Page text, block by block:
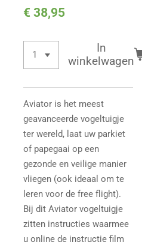
€ 38,95
In
winkelwagen
Aviator is het meest
geavanceerde vogeltuigje
ter wereld, laat uw parkiet
of papegaai op een
gezonde en veilige manier
vliegen (ook ideaal om te
leren voor de free flight).
Bij dit Aviator vogeltuigje
zitten instructies waarmee
u online de instructie film